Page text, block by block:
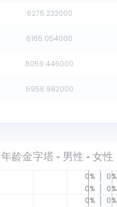
6275.232000
6165.054000
6059.446000
5958.982000
龄金字塔 - 男性 - 女性
0%
0%
0%
0%
0%
0%